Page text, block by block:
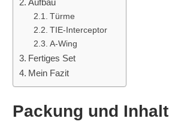
Aufbau
Türme
TIE-Interceptor
A-Wing
Fertiges Set
Mein Fazit
Packung und Inhalt